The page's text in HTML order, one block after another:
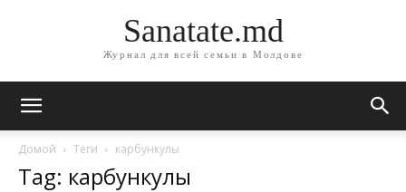
Sanatate.md
Журнал для всей семьи в Молдове
Домой Теги карбункулы
Tag: карбункулы